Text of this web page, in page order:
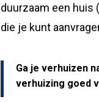
duurzaam een huis
die je kunt
Ga je verhuizen
verhuizing goed